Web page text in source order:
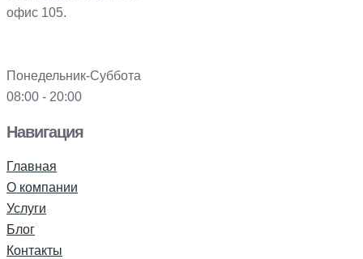
офис 105.
Понедельник-Суббота
08:00 - 20:00
Навигация
Главная
О компании
Услуги
Блог
Контакты